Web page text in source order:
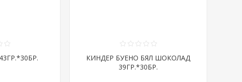
КИНДЕР БУЕНО БЯЛ ШОКОЛАД
39ГР.*30БР.